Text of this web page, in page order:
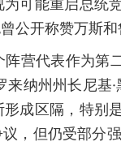
可能重启总统
公开称赞万斯和
营代表作为
纳州州长尼基
成区隔，特别
，但仍受部分